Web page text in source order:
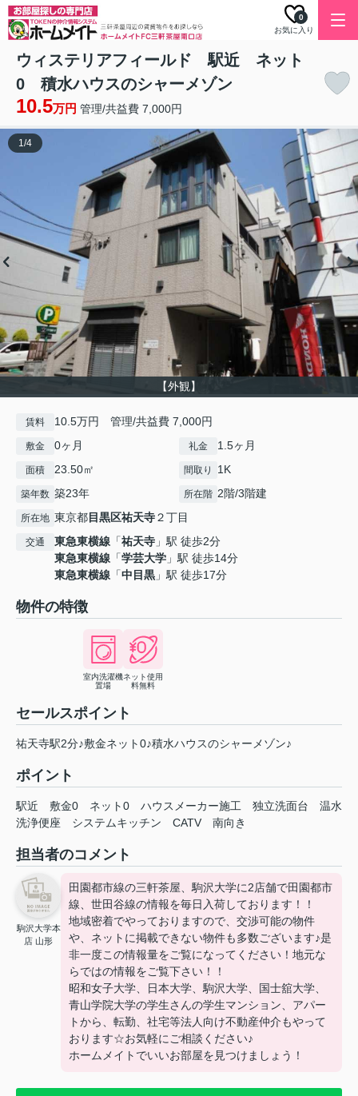
お気に入り
0
ウィステリアフィールド 駅近 ネット
0 積水ハウスのシャーメゾン
10.5万円 管理/共益費 7,000円
【外観】
1/4
賃料 10.5万円 管理/共益費 7,000円
敷金 0ヶ月 礼金 1.5ヶ月
面積 23.50㎡ 間取り 1K
築年数 築23年 所在階 2階/3階建
所在地 東京都目黒区祐天寺２丁目
交通 東急東横線 「祐天寺 」駅 徒歩2分
東急東横線 「学芸大学 」駅 徒歩14分
東急東横線 「中目黒 」駅 徒歩17分
物件の特徴
室内洗濯機
置場
ネット使用
料無料
セールスポイント
祐天寺駅2分♪敷金ネット0♪積水ハウスのシャーメゾン♪
ポイント
駅近 敷金0 ネット0 ハウスメーカー施工 独立洗面台
温水
洗浄便座
システムキッチン CATV 南向き
担当者のコメント
駒沢大学本
店 山形
田園都市線の三軒茶屋、駒沢大学に2店舗で田園都市
線、世田谷線の情報を毎日入荷しております！！
地域密着でやっておりますので、交渉可能の物件
や、ネットに掲載できない物件も多数ございます♪是
非一度この情報量をご覧になってください！地元な
らではの情報をご覧下さい！！
昭和女子大学、日本大学、駒沢大学、国士舘大学、
青山学院大学の学生さんの学生マンション、アパー
トから、転勤、社宅等法人向け不動産仲介もやって
おります☆お気軽にご相談ください♪
ホームメイトでいいお部屋を見つけましょう！